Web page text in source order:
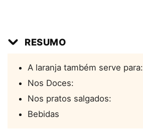
RESUMO
A laranja também serve para:
Nos Doces:
Nos pratos salgados:
Bebidas